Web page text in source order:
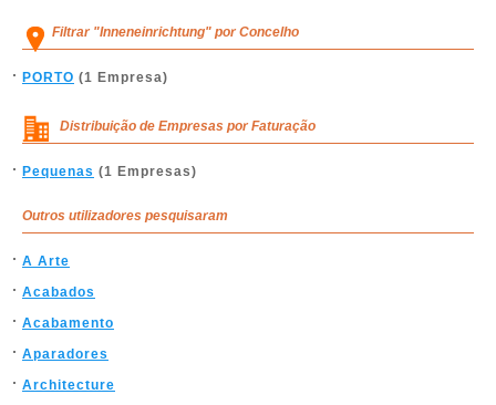
Filtrar "Inneneinrichtung" por Concelho
PORTO (1 Empresa)
Distribuição de Empresas por Faturação
Pequenas (1 Empresas)
Outros utilizadores pesquisaram
A Arte
Acabados
Acabamento
Aparadores
Architecture